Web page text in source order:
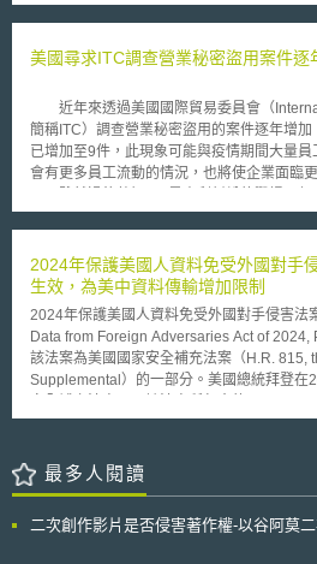
計畫適用對象僅限於合於條件的小型或微型
Procedure, MPEP）第509.02及509.04條，
資人，其前一年年收入，少於美國家庭年收入中
優先審查領航計畫的專利請求項，必須是美
States Food and Drug Administration, FDA
炎的產品或方法，包含但不限於：試驗用新
IND）申請、臨床試驗器材豁免（
IDE）、新藥申請（New Drug Application,
Approval, PMA）或緊急使用授權（
EUA）。
委員Viviane Reding表示，雖然歐洲的反垃
禁止發佈垃圾郵件及使用偵察軟體，但目前
站，方便民眾取得垃圾郵件及偵查軟體的資訊或申訴。 在分
140個案例後，發現各國所課予的罰款落差
（100萬歐元）、義大利（57萬歐元）及西
亞、愛爾蘭及拉脫維亞等國，罰款的範圍則多
級政府機關（電信主管機關、資料及消費者
境內的各國合作外，與世界各國的合作亦為
國協商，討論雙方執行相關保護法規的跨境合作問題。 歐
夠的資源予國內機關，以利蒐集證據、進行
出的歐盟電信法改革中，新增一條規定，要
責必須為有效、實際且符合比例。
美國尋求ITC調查營業秘密盜用案件逐
近年來透過美國國際貿易委員會（
簡稱ITC）調查營業秘密盜用的案件逐年增
已增加至9件，此現象可能與疫情期間大量
會有更多員工流動的情況，也將使企業面臨
「不公平行為」也有管轄權。尋求ITC營業
為、(2) ITC調查時間短，平均在15-18個月
時間未有限制，聯邦或州法院則會要求在發
起3-5年內應提出。 若ITC對於營業秘密盜用調查成立，請求人可取得
排除令（exclusion order）禁止因盜用營業
取得制止令（cease-and-desist order）停止
然ITC不能提供金錢賠償，但企業可同時向聯
賠償，且與專利案件不同，ITC關於營業秘
（https://www.tips.org.tw）」
2024年保護美國人資料免受外國對手
生效，為美中資料傳輸增加限制
2024年保護美國人資料免受外國對手侵害法
Data from Foreign Adversaries Act of 2024,
該法案為美國國家安全補充法案（H.R. 815,
Supplemental）的一部分。美國總統拜登在
生效力。 PADFA禁止資料經紀人將美國人民的敏感個資（personally
控制的實體，如公司等。 PADFA所指之資料經紀人（data broker），是指
以出售、授權、租賃、交易、轉讓、發布、
則相當廣泛，從個人日常活動資料如行事曆
最多人閱讀
二次創作影片是否侵害著作權-以谷阿莫